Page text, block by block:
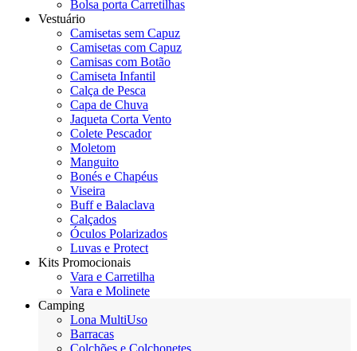
Bolsa porta Carretilhas
Vestuário
Camisetas sem Capuz
Camisetas com Capuz
Camisas com Botão
Camiseta Infantil
Calça de Pesca
Capa de Chuva
Jaqueta Corta Vento
Colete Pescador
Moletom
Manguito
Bonés e Chapéus
Viseira
Buff e Balaclava
Calçados
Óculos Polarizados
Luvas e Protect
Kits Promocionais
Vara e Carretilha
Vara e Molinete
Camping
Lona MultiUso
Barracas
Colchões e Colchonetes